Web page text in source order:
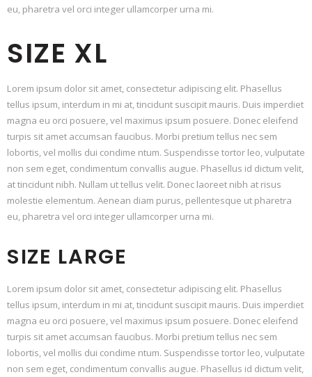
eu, pharetra vel orci integer ullamcorper urna mi.
SIZE XL
Lorem ipsum dolor sit amet, consectetur adipiscing elit. Phasellus
tellus ipsum, interdum in mi at, tincidunt suscipit mauris. Duis imperdiet
magna eu orci posuere, vel maximus ipsum posuere. Donec eleifend
turpis sit amet accumsan faucibus. Morbi pretium tellus nec sem
lobortis, vel mollis dui condime ntum. Suspendisse tortor leo, vulputate
non sem eget, condimentum convallis augue. Phasellus id dictum velit,
at tincidunt nibh. Nullam ut tellus velit. Donec laoreet nibh at risus
molestie elementum. Aenean diam purus, pellentesque ut pharetra
eu, pharetra vel orci integer ullamcorper urna mi.
SIZE LARGE
Lorem ipsum dolor sit amet, consectetur adipiscing elit. Phasellus
tellus ipsum, interdum in mi at, tincidunt suscipit mauris. Duis imperdiet
magna eu orci posuere, vel maximus ipsum posuere. Donec eleifend
turpis sit amet accumsan faucibus. Morbi pretium tellus nec sem
lobortis, vel mollis dui condime ntum. Suspendisse tortor leo, vulputate
non sem eget, condimentum convallis augue. Phasellus id dictum velit,